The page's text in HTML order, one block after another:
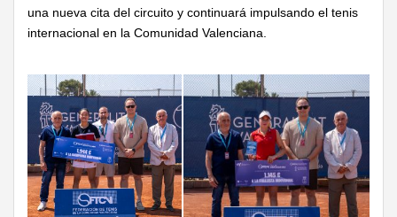
una nueva cita del circuito y continuará impulsando el tenis
internacional en la Comunidad Valenciana.